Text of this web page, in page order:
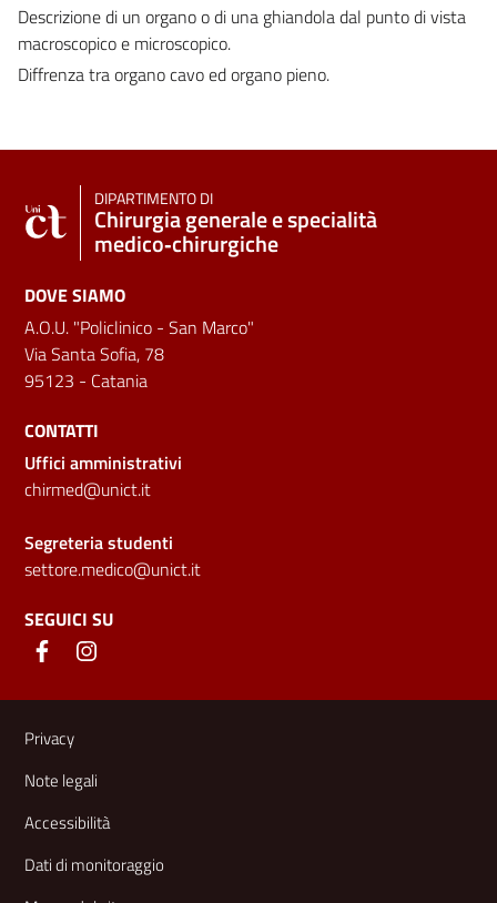
Descrizione di un organo o di una ghiandola dal punto di vista
macroscopico e microscopico.
Diffrenza tra organo cavo ed organo pieno.
DIPARTIMENTO DI
Chirurgia generale e specialità
medico‑chirurgiche
DOVE SIAMO
A.O.U. "Policlinico - San Marco"
Via Santa Sofia, 78
95123 - Catania
CONTATTI
Uffici amministrativi
chirmed@unict.it
Segreteria studenti
settore.medico@unict.it
SEGUICI SU
Link e informazioni utili
Privacy
Note legali
Accessibilità
Dati di monitoraggio